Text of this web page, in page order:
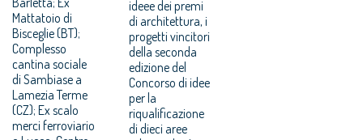
Mattatoio di
Bisceglie (BT);
Complesso
cantina sociale
di Sambiase a
Lamezia Terme
(CZ); Ex scalo
merci ferroviario
ideee dei premi
di architettura, i
progetti vincitori
della seconda
edizione del
Concorso di idee
per la
riqualificazione
di dieci aree